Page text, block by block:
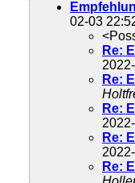
02-03
Re:
Re:
Re:
Re:
Re: